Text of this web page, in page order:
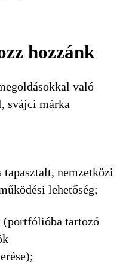
hozzánk
való
svájci márka
tapasztalt, nemzetközi
lehetőség;
(portfólióba tartozó